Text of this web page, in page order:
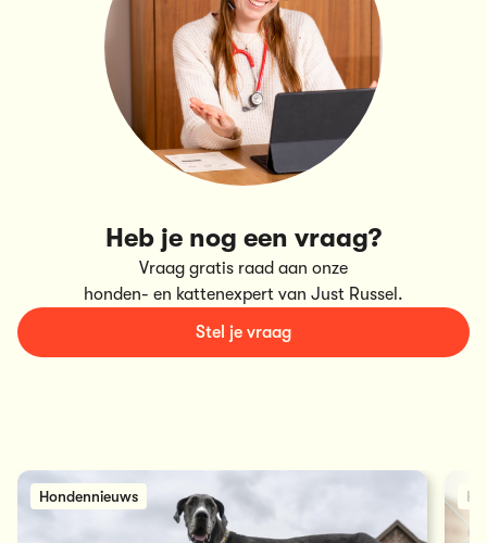
Heb je nog een vraag?
Vraag gratis raad aan onze
honden- en kattenexpert van Just Russel.
Stel je vraag
Hondennieuws